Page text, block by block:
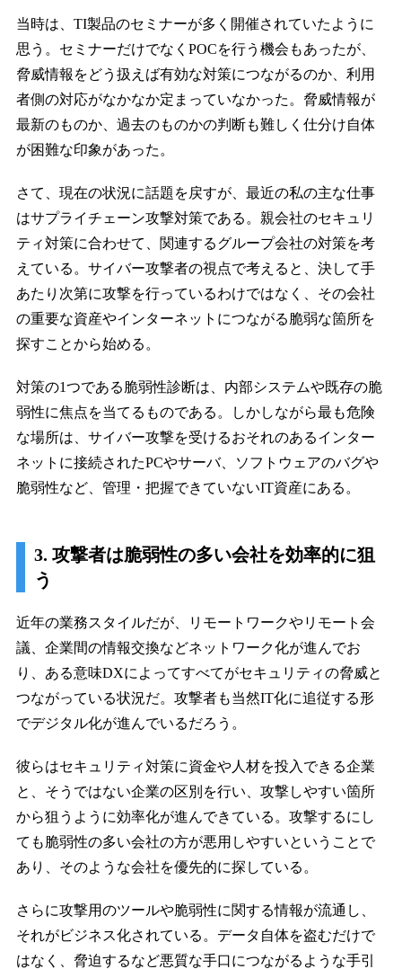
当時は、TI製品のセミナーが多く開催されていたように
思う。セミナーだけでなくPOCを行う機会もあったが、
脅威情報をどう扱えば有効な対策につながるのか、利用
者側の対応がなかなか定まっていなかった。脅威情報が
最新のものか、過去のものかの判断も難しく仕分け自体
が困難な印象があった。
さて、現在の状況に話題を戻すが、最近の私の主な仕事
はサプライチェーン攻撃対策である。親会社のセキュリ
ティ対策に合わせて、関連するグループ会社の対策を考
えている。サイバー攻撃者の視点で考えると、決して手
あたり次第に攻撃を行っているわけではなく、その会社
の重要な資産やインターネットにつながる脆弱な箇所を
探すことから始める。
対策の1つである脆弱性診断は、内部システムや既存の脆
弱性に焦点を当てるものである。しかしながら最も危険
な場所は、サイバー攻撃を受けるおそれのあるインター
ネットに接続されたPCやサーバ、ソフトウェアのバグや
脆弱性など、管理・把握できていないIT資産にある。
3. 攻撃者は脆弱性の多い会社を効率的に狙
う
近年の業務スタイルだが、リモートワークやリモート会
議、企業間の情報交換などネットワーク化が進んでお
り、ある意味DXによってすべてがセキュリティの脅威と
つながっている状況だ。攻撃者も当然IT化に追従する形
でデジタル化が進んでいるだろう。
彼らはセキュリティ対策に資金や人材を投入できる企業
と、そうではない企業の区別を行い、攻撃しやすい箇所
から狙うように効率化が進んできている。攻撃するにし
ても脆弱性の多い会社の方が悪用しやすいということで
あり、そのような会社を優先的に探している。
さらに攻撃用のツールや脆弱性に関する情報が流通し、
それがビジネス化されている。データ自体を盗むだけで
はなく、脅迫するなど悪質な手口につながるような手引